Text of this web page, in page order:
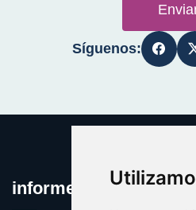
Síguenos:
informecomercial.com